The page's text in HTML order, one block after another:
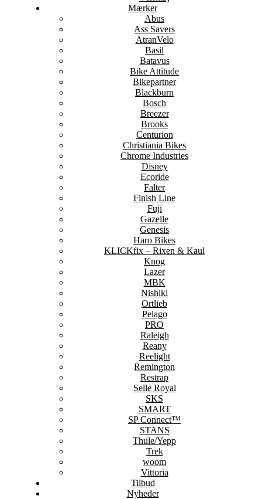
Mærker
Abus
Ass Savers
AtranVelo
Basil
Batavus
Bike Attitude
Bikepartner
Blackburn
Bosch
Breezer
Brooks
Centurion
Christiania Bikes
Chrome Industries
Disney
Ecoride
Falter
Finish Line
Fuji
Gazelle
Genesis
Haro Bikes
KLICKfix – Rixen & Kaul
Knog
Lazer
MBK
Nishiki
Ortlieb
Pelago
PRO
Raleigh
Reany
Reelight
Remington
Restrap
Selle Royal
SKS
SMART
SP Connect™
STANS
Thule/Yepp
Trek
woom
Vittoria
Tilbud
Nyheder